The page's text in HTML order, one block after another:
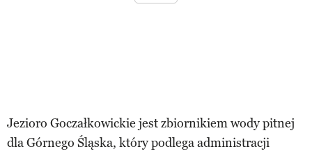
Jezioro Goczałkowickie jest zbiornikiem wody pitnej
dla Górnego Śląska, który podlega administracji